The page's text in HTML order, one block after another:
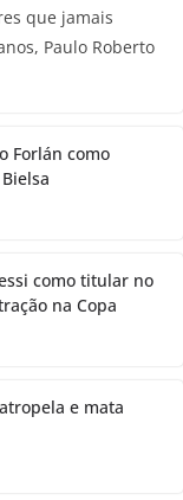
que jamais
Paulo Roberto
Forlán como
como titular no
na Copa
e mata